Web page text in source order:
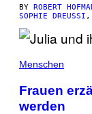
BY ROBERT
SOPHIE DREUSSI ,
Menschen
Frauen
werden